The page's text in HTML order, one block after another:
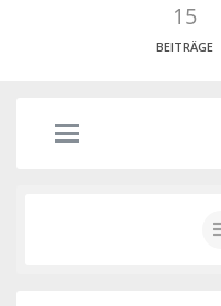
15
BEITRÄGE